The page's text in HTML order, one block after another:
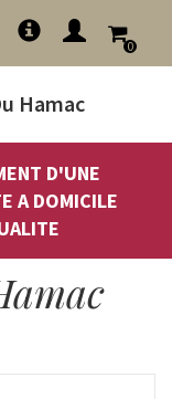
0
Hamac
D'UNE
A DOMICILE